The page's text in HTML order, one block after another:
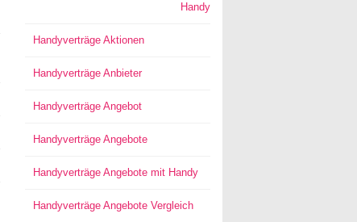
Handy
Handyverträge Aktionen
Handyverträge Anbieter
Handyverträge Angebot
Handyverträge Angebote
Handyverträge Angebote mit Handy
Handyverträge Angebote Vergleich